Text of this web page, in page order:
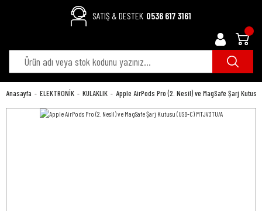
SATIŞ & DESTEK 0536 617 3161
Anasayfa ELEKTRONİK KULAKLIK Apple AirPods Pro (2. Nesil) ve MagSafe Şarj Kutusu